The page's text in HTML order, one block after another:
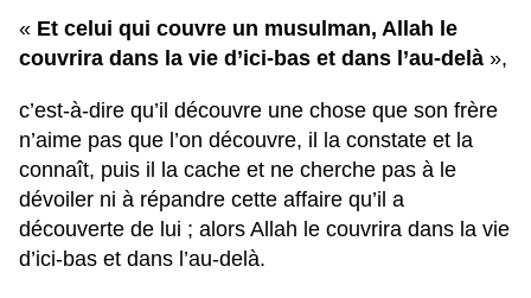
« Et celui qui couvre un musulman, Allah le
couvrira dans la vie d’ici-bas et dans l’au-delà »,
c’est-à-dire qu’il découvre une chose que son frère
n’aime pas que l’on découvre, il la constate et la
connaît, puis il la cache et ne cherche pas à le
dévoiler ni à répandre cette affaire qu’il a
découverte de lui ; alors Allah le couvrira dans la vie
d’ici-bas et dans l’au-delà.